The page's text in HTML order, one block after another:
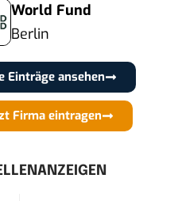
World Fund
Berlin
Einträge ansehen
Firma eintragen